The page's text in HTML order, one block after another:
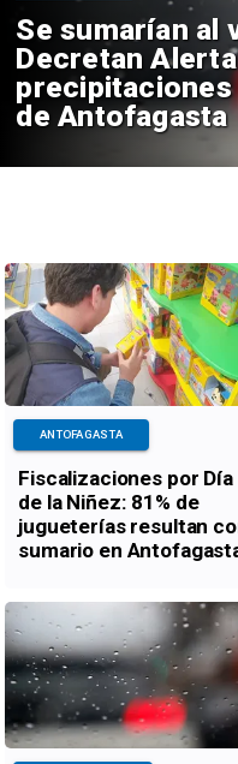
Se sumarían al
Decretan
precipitaciones
de Antofagasta
Fiscalizaciones por Día
de la Niñez: 81% de
jugueterías resultan
sumario en
ANTOFAGASTA